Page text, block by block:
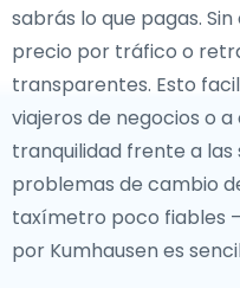
sabrás lo que pagas.
precio por tráfico o
transparentes. Esto
viajeros de negocios o
tranquilidad frente a las
problemas de cambio
taxímetro poco fiables
por Kumhausen es